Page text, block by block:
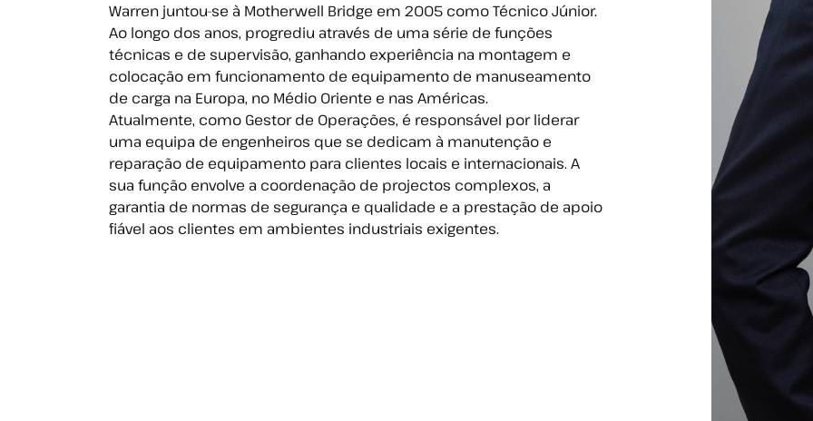
Warren juntou-se à Motherwell Bridge em 2005 como Técnico Júnior.
Ao longo dos anos, progrediu através de uma série de funções
técnicas e de supervisão, ganhando experiência na montagem e
colocação em funcionamento de equipamento de manuseamento
de carga na Europa, no Médio Oriente e nas Américas.
Atualmente, como Gestor de Operações, é responsável por liderar
uma equipa de engenheiros que se dedicam à manutenção e
reparação de equipamento para clientes locais e internacionais. A
sua função envolve a coordenação de projectos complexos, a
garantia de normas de segurança e qualidade e a prestação de apoio
fiável aos clientes em ambientes industriais exigentes.